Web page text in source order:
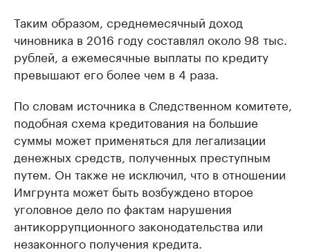
Таким образом, среднемесячный доход
чиновника в 2016 году составлял около 98 тыс.
рублей, а ежемесячные выплаты по кредиту
превышают его более чем в 4 раза.
По словам источника в Следственном комитете,
подобная схема кредитования на большие
суммы может применяться для легализации
денежных средств, полученных преступным
путем. Он также не исключил, что в отношении
Имгрунта может быть возбуждено второе
уголовное дело по фактам нарушения
антикоррупционного законодательства или
незаконного получения кредита.